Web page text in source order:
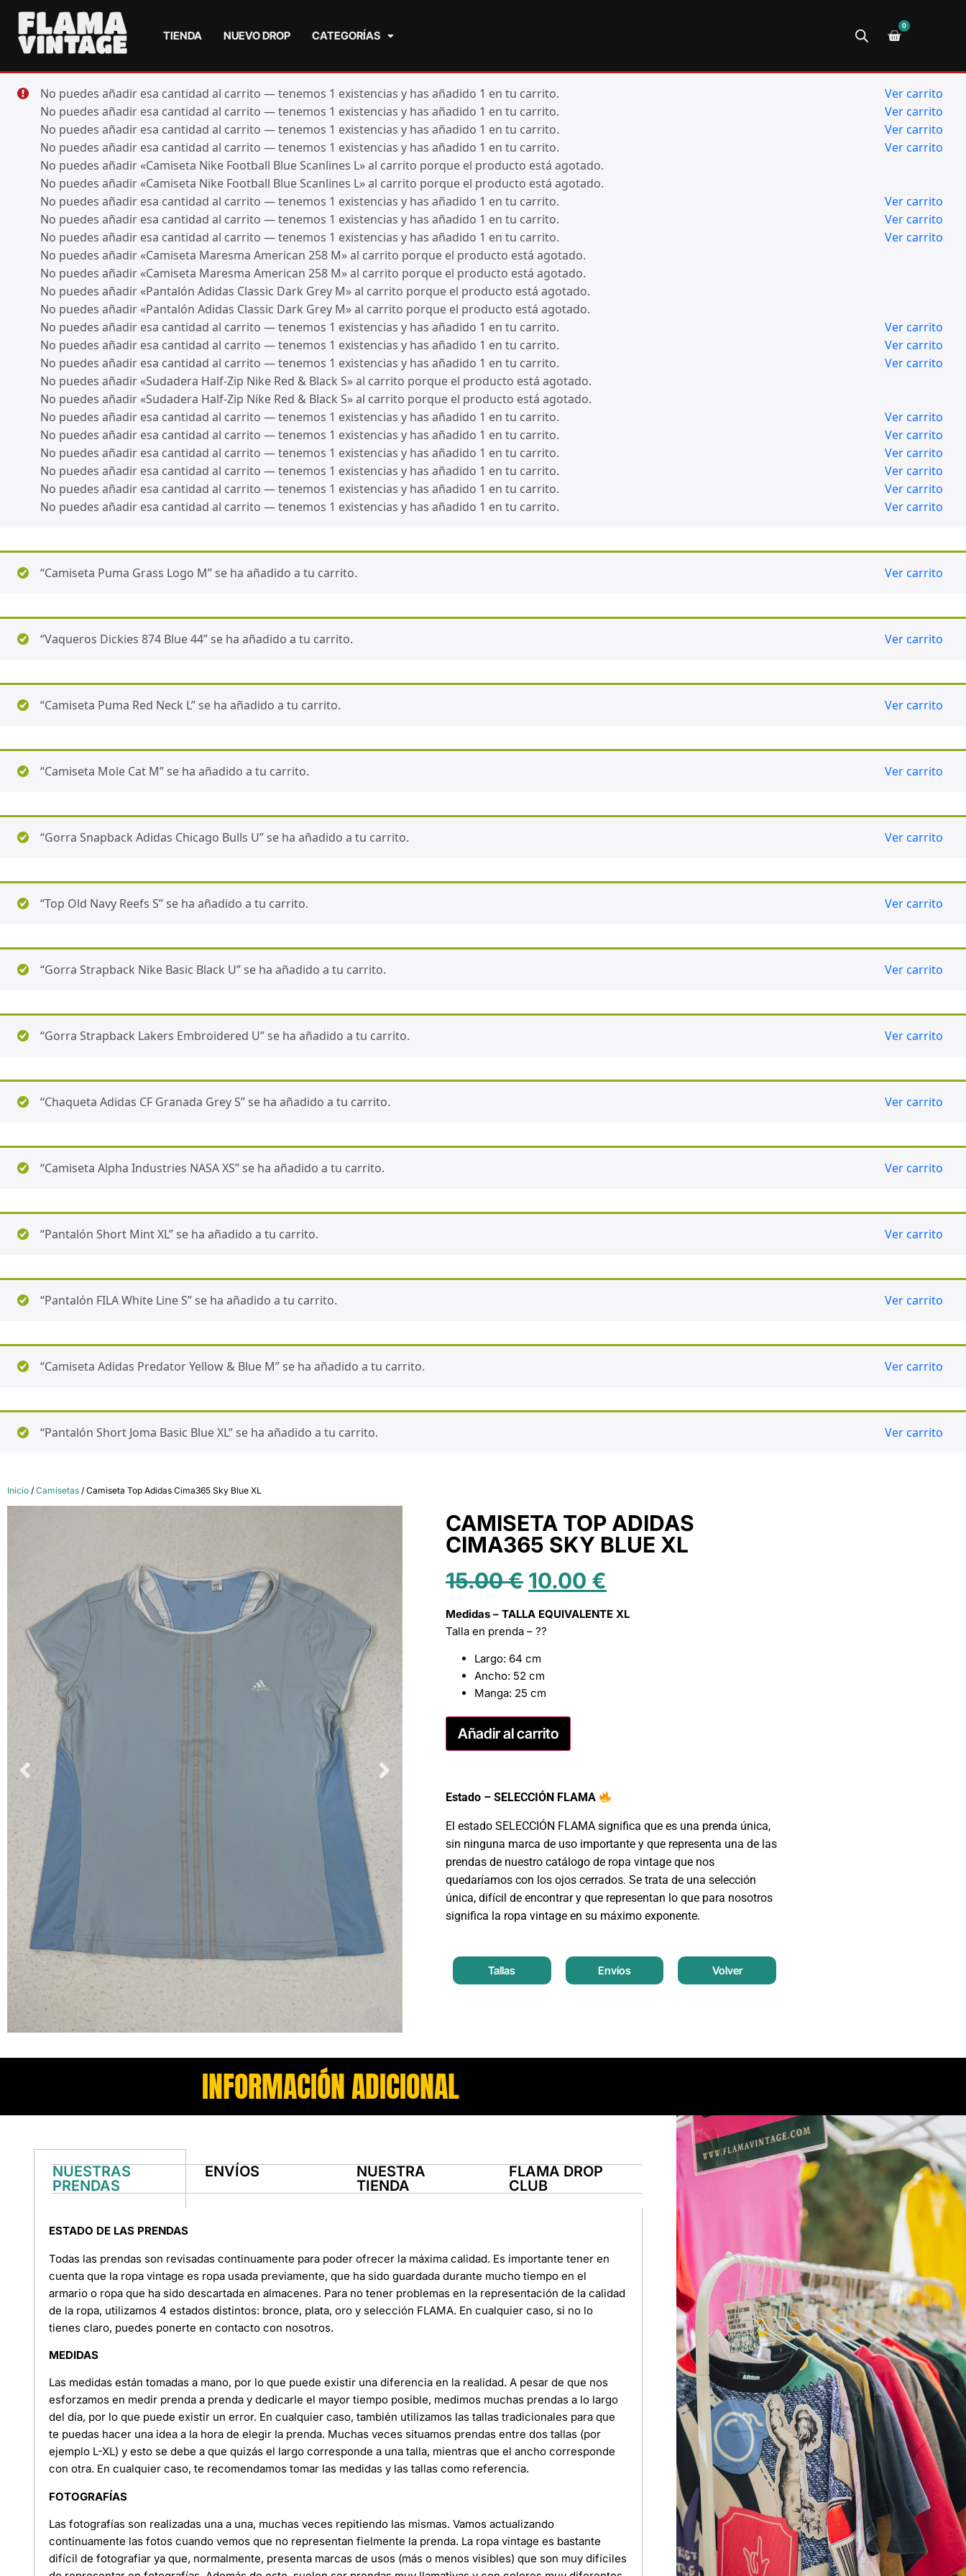
TIENDA NUEVO DROP CATEGORÍAS
0
No puedes añadir esa cantidad al carrito — tenemos 1 existencias y has añadido 1 en tu carrito.
Ver carrito
No puedes añadir esa cantidad al carrito — tenemos 1 existencias y has añadido 1 en tu carrito.
Ver carrito
No puedes añadir esa cantidad al carrito — tenemos 1 existencias y has añadido 1 en tu carrito.
Ver carrito
No puedes añadir esa cantidad al carrito — tenemos 1 existencias y has añadido 1 en tu carrito.
Ver carrito
No puedes añadir «Camiseta Nike Football Blue Scanlines L» al carrito porque el producto está agotado.
No puedes añadir «Camiseta Nike Football Blue Scanlines L» al carrito porque el producto está agotado.
No puedes añadir esa cantidad al carrito — tenemos 1 existencias y has añadido 1 en tu carrito.
Ver carrito
No puedes añadir esa cantidad al carrito — tenemos 1 existencias y has añadido 1 en tu carrito.
Ver carrito
No puedes añadir esa cantidad al carrito — tenemos 1 existencias y has añadido 1 en tu carrito.
Ver carrito
No puedes añadir «Camiseta Maresma American 258 M» al carrito porque el producto está agotado.
No puedes añadir «Camiseta Maresma American 258 M» al carrito porque el producto está agotado.
No puedes añadir «Pantalón Adidas Classic Dark Grey M» al carrito porque el producto está agotado.
No puedes añadir «Pantalón Adidas Classic Dark Grey M» al carrito porque el producto está agotado.
No puedes añadir esa cantidad al carrito — tenemos 1 existencias y has añadido 1 en tu carrito.
Ver carrito
No puedes añadir esa cantidad al carrito — tenemos 1 existencias y has añadido 1 en tu carrito.
Ver carrito
No puedes añadir esa cantidad al carrito — tenemos 1 existencias y has añadido 1 en tu carrito.
Ver carrito
No puedes añadir «Sudadera Half-Zip Nike Red & Black S» al carrito porque el producto está agotado.
No puedes añadir «Sudadera Half-Zip Nike Red & Black S» al carrito porque el producto está agotado.
No puedes añadir esa cantidad al carrito — tenemos 1 existencias y has añadido 1 en tu carrito.
Ver carrito
No puedes añadir esa cantidad al carrito — tenemos 1 existencias y has añadido 1 en tu carrito.
Ver carrito
No puedes añadir esa cantidad al carrito — tenemos 1 existencias y has añadido 1 en tu carrito.
Ver carrito
No puedes añadir esa cantidad al carrito — tenemos 1 existencias y has añadido 1 en tu carrito.
Ver carrito
No puedes añadir esa cantidad al carrito — tenemos 1 existencias y has añadido 1 en tu carrito.
Ver carrito
No puedes añadir esa cantidad al carrito — tenemos 1 existencias y has añadido 1 en tu carrito.
Ver carrito
“Camiseta Puma Grass Logo M” se ha añadido a tu carrito. Ver carrito
“Vaqueros Dickies 874 Blue 44” se ha añadido a tu carrito. Ver carrito
“Camiseta Puma Red Neck L” se ha añadido a tu carrito. Ver carrito
“Camiseta Mole Cat M” se ha añadido a tu carrito. Ver carrito
“Gorra Snapback Adidas Chicago Bulls U” se ha añadido a tu carrito. Ver carrito
“Top Old Navy Reefs S” se ha añadido a tu carrito. Ver carrito
“Gorra Strapback Nike Basic Black U” se ha añadido a tu carrito. Ver carrito
“Gorra Strapback Lakers Embroidered U” se ha añadido a tu carrito. Ver carrito
“Chaqueta Adidas CF Granada Grey S” se ha añadido a tu carrito. Ver carrito
“Camiseta Alpha Industries NASA XS” se ha añadido a tu carrito. Ver carrito
“Pantalón Short Mint XL” se ha añadido a tu carrito. Ver carrito
“Pantalón FILA White Line S” se ha añadido a tu carrito. Ver carrito
“Camiseta Adidas Predator Yellow & Blue M” se ha añadido a tu carrito. Ver carrito
“Pantalón Short Joma Basic Blue XL” se ha añadido a tu carrito. Ver carrito
Inicio / Camisetas / Camiseta Top Adidas Cima365 Sky Blue XL
CAMISETA TOP ADIDAS
CIMA365 SKY BLUE XL
15.00€ 10.00 €
Medidas – TALLA EQUIVALENTE XL
Talla en prenda – ??
Largo: 64 cm
Ancho: 52 cm
Manga: 25 cm
Añadir al carrito
Estado – SELECCIÓN FLAMA
El estado SELECCIÓN FLAMA significa que es una prenda única,
sin ninguna marca de uso importante y que representa una de las
prendas de nuestro catálogo de ropa vintage que nos
quedaríamos con los ojos cerrados. Se trata de una selección
única, difícil de encontrar y que representan lo que para nosotros
significa la ropa vintage en su máximo exponente.
Tallas Envíos Volver
INFORMACIÓN ADICIONAL
NUESTRAS
PRENDAS
ENVÍOS
NUESTRA
TIENDA
FLAMA DROP
CLUB
ESTADO DE LAS PRENDAS
Todas las prendas son revisadas continuamente para poder ofrecer la máxima calidad. Es importante tener en
cuenta que la ropa vintage es ropa usada previamente, que ha sido guardada durante mucho tiempo en el
armario o ropa que ha sido descartada en almacenes. Para no tener problemas en la representación de la calidad
de la ropa, utilizamos 4 estados distintos: bronce, plata, oro y selección FLAMA. En cualquier caso, si no lo
tienes claro, puedes ponerte en contacto con nosotros.
MEDIDAS
Las medidas están tomadas a mano, por lo que puede existir una diferencia en la realidad. A pesar de que nos
esforzamos en medir prenda a prenda y dedicarle el mayor tiempo posible, medimos muchas prendas a lo largo
del día, por lo que puede existir un error. En cualquier caso, también utilizamos las tallas tradicionales para que
te puedas hacer una idea a la hora de elegir la prenda. Muchas veces situamos prendas entre dos tallas (por
ejemplo L-XL) y esto se debe a que quizás el largo corresponde a una talla, mientras que el ancho corresponde
con otra. En cualquier caso, te recomendamos tomar las medidas y las tallas como referencia.
FOTOGRAFÍAS
Las fotografías son realizadas una a una, muchas veces repitiendo las mismas. Vamos actualizando
continuamente las fotos cuando vemos que no representan fielmente la prenda. La ropa vintage es bastante
difícil de fotografiar ya que, normalmente, presenta marcas de usos (más o menos visibles) que son muy difíciles